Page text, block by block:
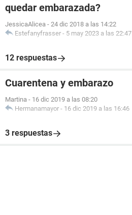
quedar embarazada?
JessicaAlicea - 24 dic 2018 a las 14:22
Estefanyfrasser - 5 may 2023 a las 22:47
12 respuestas
Cuarentena y embarazo
Martina - 16 dic 2019 a las 08:20
Hermanamayor - 16 dic 2019 a las 16:46
3 respuestas